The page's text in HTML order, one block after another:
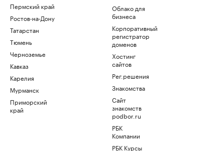
Пермский край
Ростов-на-Дону
Татарстан
Тюмень
Черноземье
Кавказ
Карелия
Мурманск
Приморский
край
Облако для
бизнеса
Корпоративный
регистратор
доменов
Хостинг
сайтов
Рег.решения
Знакомства
Сайт
знакомств
podbor.ru
РБК
Компании
РБК Курсы